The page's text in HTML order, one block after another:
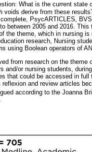
What is the current state
derive from these
PsycARTICLES,
between 2005 and 2016. This
the theme, which in nursing
research, Nursing
using Boolean operators of
from research on the theme
and/or nursing students,
that could be accessed in full
and review articles
according to the Joanna
.